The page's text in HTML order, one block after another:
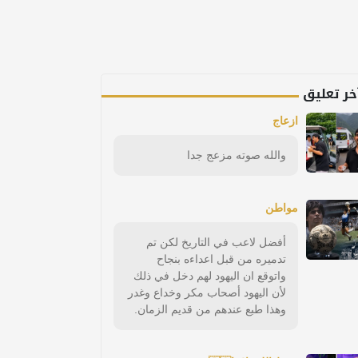
تعليق
ازعاج
والله صوته مزعج جدا
مواطن
أفضل لاعب في التاريخ لكن تم
تدميره من قبل اعداءه بنجاح
واتوقع ان اليهود لهم دخل في ذلك
لأن اليهود أصحاب مكر وخداع وغدر
وهذا طبع عندهم من قديم الزمان.